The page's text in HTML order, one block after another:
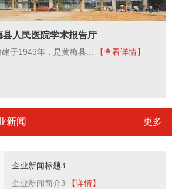
县人民医院学术报告厅
于1949年，是黄梅县... 【查看详情】
新闻 更多
企业新闻标题3
企业新闻简介3
【详情】